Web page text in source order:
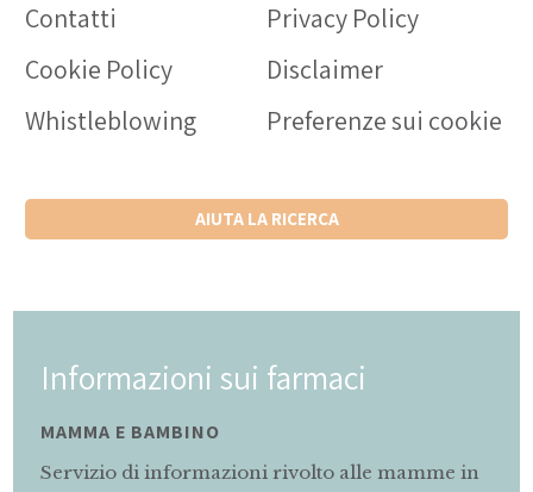
Contatti
Privacy Policy
Cookie Policy
Disclaimer
Whistleblowing
Preferenze sui cookie
AIUTA LA RICERCA
Informazioni sui farmaci
MAMMA E BAMBINO
Servizio di informazioni rivolto alle mamme in